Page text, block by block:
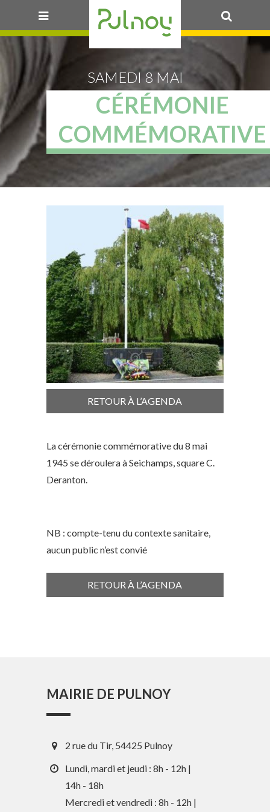
SAMEDI 8 MAI
CÉRÉMONIE
COMMÉMORATIVE
RETOUR À L’AGENDA
La cérémonie commémorative du 8 mai
1945 se déroulera à Seichamps, square C.
Deranton.
NB : compte-tenu du contexte sanitaire,
aucun public n’est convié
RETOUR À L’AGENDA
MAIRIE DE PULNOY
2 rue du Tir, 54425 Pulnoy
Lundi, mardi et jeudi : 8h - 12h |
14h - 18h
Mercredi et vendredi : 8h - 12h |